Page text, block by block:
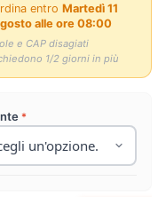
entroMartedì 11
alle ore 08:00
e CAP disagiati
1/2 giorni in più